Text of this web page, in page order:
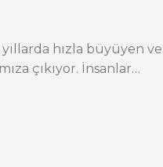
hızla büyüyen ve
çıkıyor. İnsanlar…